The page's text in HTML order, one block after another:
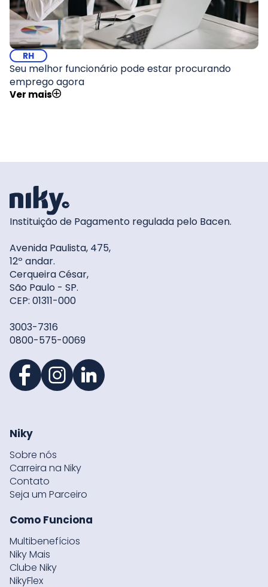
RH
Seu melhor funcionário pode estar procurando
emprego agora
Ver mais
Instituição de Pagamento regulada pelo Bacen.
Avenida Paulista, 475,
12º andar.
Cerqueira César,
São Paulo - SP.
CEP: 01311-000
3003-7316
0800-575-0069
Niky
Sobre nós
Carreira na Niky
Contato
Seja um Parceiro
Como Funciona
Multibenefícios
Niky Mais
Clube Niky
NikyFlex